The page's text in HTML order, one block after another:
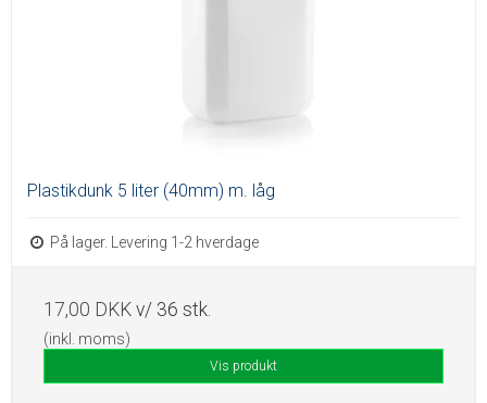
Plastikdunk 5 liter (40mm) m. låg
På lager. Levering 1-2 hverdage
17,00 DKK v/ 36 stk.
(inkl. moms)
Vis produkt